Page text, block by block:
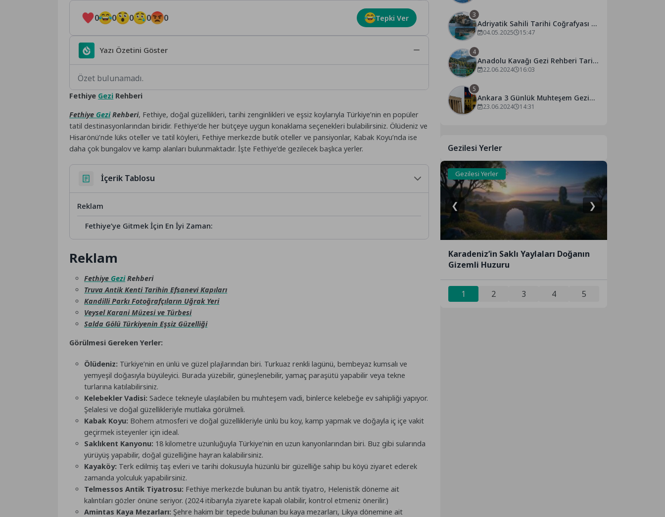
0 0 0 0 0 Tepki Ver
Yazı Özetini Göster
Özet bulunamadı.
Fethiye Gezi Rehberi
Fethiye GeziRehberi, Fethiye, doğal güzellikleri, tarihi zenginlikleri ve eşsiz koylarıyla Türkiye’nin en popüler
tatil destinasyonlarından biridir. Fethiye’de her bütçeye uygun konaklama seçenekleri bulabilirsiniz. Ölüdeniz ve
Hisarönü’nde lüks oteller ve tatil köyleri, Fethiye merkezde butik oteller ve pansiyonlar, Kabak Koyu’nda ise
daha çok bungalov ve kamp alanları bulunmaktadır. İşte Fethiye’de gezilecek başlıca yerler.
İçerik Tablosu
Reklam
Fethiye’ye Gitmek İçin En İyi Zaman:
Reklam
Fethiye GeziRehberi
Truva Antik Kenti Tarihin Efsanevi Kapıları
Kandilli Parkı Fotoğrafçıların Uğrak Yeri
Veysel Karani Müzesi ve Türbesi
Salda Gölü Türkiyenin Eşsiz Güzelliği
Görülmesi Gereken Yerler:
Ölüdeniz: Türkiye’nin en ünlü ve güzel plajlarından biri. Turkuaz renkli lagünü, bembeyaz kumsalı ve
yemyeşil doğasıyla büyüleyici. Burada yüzebilir, güneşlenebilir, yamaç paraşütü yapabilir veya tekne
turlarına katılabilirsiniz.
Kelebekler Vadisi: Sadece tekneyle ulaşılabilen bu muhteşem vadi, binlerce kelebeğe ev sahipliği yapıyor.
Şelalesi ve doğal güzellikleriyle mutlaka görülmeli.
Kabak Koyu: Bohem atmosferi ve doğal güzellikleriyle ünlü bu koy, kamp yapmak ve doğayla iç içe vakit
geçirmek isteyenler için ideal.
Saklıkent Kanyonu: 18 kilometre uzunluğuyla Türkiye’nin en uzun kanyonlarından biri. Buz gibi sularında
yürüyüş yapabilir, doğal güzelliğine hayran kalabilirsiniz.
Kayaköy: Terk edilmiş taş evleri ve tarihi dokusuyla hüzünlü bir güzelliğe sahip bu köyü ziyaret ederek
zamanda yolculuk yapabilirsiniz.
Telmessos Antik Tiyatrosu: Fethiye merkezde bulunan bu antik tiyatro, Helenistik döneme ait
kalıntıları gözler önüne seriyor. (2024 itibarıyla ziyarete kapalı olabilir, kontrol etmeniz önerilir.)
Amintas Kaya Mezarları: Şehre hakim bir tepede bulunan bu kaya mezarları, Likya dönemine ait
3
Adriyatik Sahili Tarihi Coğrafyası ve
Turistik Cazibesi
04.05.2025 15:47
4
Anadolu Kavağı Gezi Rehberi Tarihi
Yerler, Doğal Güzellikler
22.06.2024 16:03
5
Ankara 3 Günlük Muhteşem Gezi
Rehberi
23.06.2024 14:31
Gezilesi Yerler
Gezilesi Yerler
Karadeniz’in Saklı Yaylaları Doğanın
Gizemli Huzuru
❮ ❯
1 2 3 4 5